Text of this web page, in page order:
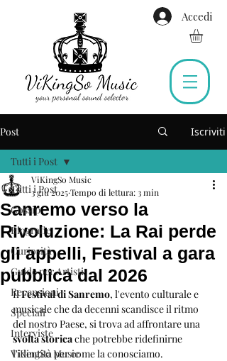
Accedi
Post Iscriviti
Tutti i Post
Gossip
Biografie
Curiosità
Guide per Artisti
Recensioni
Speciali
Interviste
ViKingSo Music
Tutti i Post
Sanremo verso la
Rivoluzione: La Rai perde
gli appelli, Festival a gara
pubblica dal 2026
ViKingSo Music
3 giu 2025Tempo di lettura: 3 min
Il Festival di Sanremo, l'evento culturale e
musicale che da decenni scandisce il ritmo
del nostro Paese, si trova ad affrontare una
svolta storica che potrebbe ridefinirne
l'identità per come la conosciamo.